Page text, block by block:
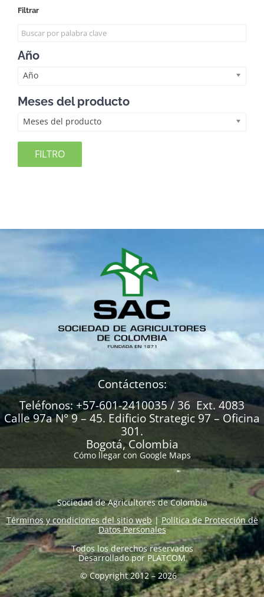
Filtrar
Año
Año
Meses del producto
Meses del producto
FILTRO
Contáctenos:
Teléfonos: +57-601-2410035 / 36 Ext. 4083
Calle 97a N° 9 – 45. Edificio Strategic 97 – Oficina
301.
Bogotá, Colombia
Cómo llegar con Google Maps
Sociedad de Agricultores de Colombia
Términos y condiciones del sitio web|Política de Protección de
Datos Personales
Todos los derechos reservados
Desarrollado por PLATCOM
© Copyright 2012 – 2026